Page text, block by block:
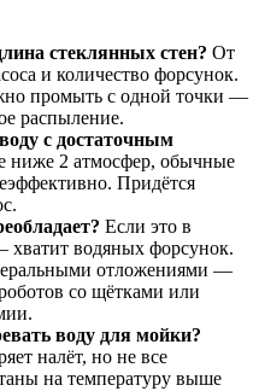
стеклянных стен? От
и количество форсунок.
промыть с одной точки —
распыление.
с достаточным
ниже 2 атмосфер, обычные
Придётся
Если это в
водяных форсунок.
отложениями —
со щётками или
воду для мойки?
налёт, но не все
на температуру выше